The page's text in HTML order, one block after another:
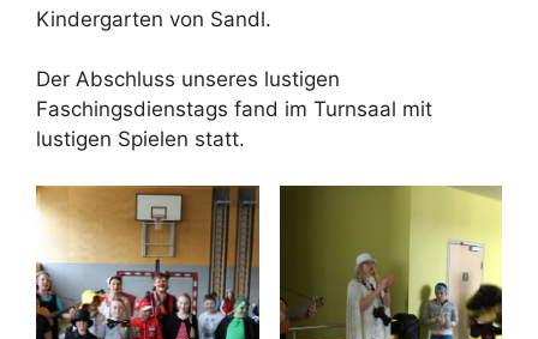
Kindergarten von Sandl.
Der Abschluss unseres lustigen
Faschingsdienstags fand im Turnsaal mit
lustigen Spielen statt.